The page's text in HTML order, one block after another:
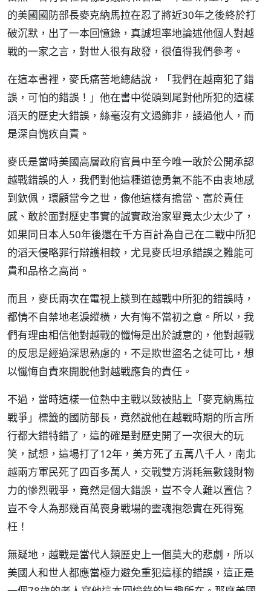
的美國國防部長麥克納馬拉在忍了將近30年之後終於打
破沉默，出了一本回憶錄，真誠坦率地論述他個人對越
戰的一家之言，對世人很有啟發，很值得我們參考。
在這本書裡，麥氏痛苦地總結說，「我們在越南犯了錯
誤，可怕的錯誤！」他在書中從頭到尾對他所犯的這樣
滔天的歷史大錯誤，絲毫沒有文過飾非，諉過他人，而
是深自愧疚自責。
麥氏是當時美國高層政府官員中至今唯一敢於公開承認
越戰錯誤的人，我們對他這種道德勇氣不能不由衷地感
到欽佩，環顧當今之世，像他這樣有擔當、富於責任
感、敢於面對歷史事實的誠實政治家畢竟太少太少了，
如果同日本人50年後還在千方百計為自己在二戰中所犯
的滔天侵略罪行辯護相較，尤見麥氏坦承錯誤之難能可
貴和品格之高尚。
而且，麥氏兩次在電視上談到在越戰中所犯的錯誤時，
都情不自禁地老淚縱橫，大有悔不當初之意。所以，我
們有理由相信他對越戰的懺悔是出於誠意的，他對越戰
的反思是經過深思熟慮的，不是欺世盜名之徒可比，想
以懺悔自責來開脫他對越戰應負的責任。
不過，當時這樣一位熱中主戰以致被貼上「麥克納馬拉
戰爭」標籤的國防部長，竟然說他在越戰時期的所言所
行都大錯特錯了，這的確是對歷史開了一次很大的玩
笑，試想，這場打了12年，美方死了五萬八千人，南北
越兩方軍民死了四百多萬人，交戰雙方消耗無數錢財物
力的慘烈戰爭，竟然是個大錯誤，豈不令人難以置信？
豈不令人為那幾百萬喪身戰場的靈魂抱怨實在死得冤
枉！
無疑地，越戰是當代人類歷史上一個莫大的悲劇，所以
美國人和世人都應當極力避免重犯這樣的錯誤，這正是